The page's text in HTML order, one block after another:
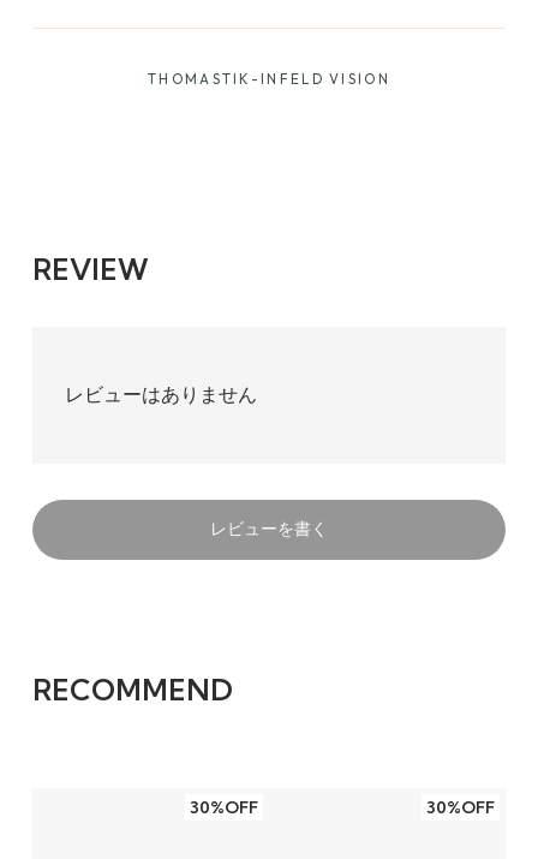
THOMASTIK-INFELD VISION
REVIEW
レビューはありません
レビューを書く
RECOMMEND
30%OFF 30%OFF